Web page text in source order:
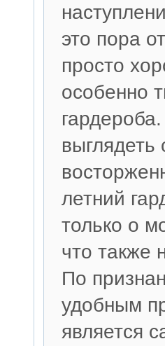
это пора
просто
особенно
выглядеть
летний
только о
что также
По
удобным
является